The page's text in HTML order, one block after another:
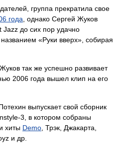
группа прекратила свое
года , однако Сергей Жуков
до сих пор удачно
«Руки вверх», собирая
так же успешно развивает
2006 года вышел клип на его
выпускает свой сборник
3, в котором собраны
хиты Demo , Трэк, Джакарта,
и др.